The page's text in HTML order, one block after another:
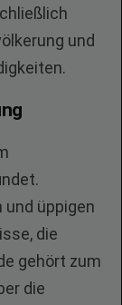
und
üppigen
die
gehört zum
die